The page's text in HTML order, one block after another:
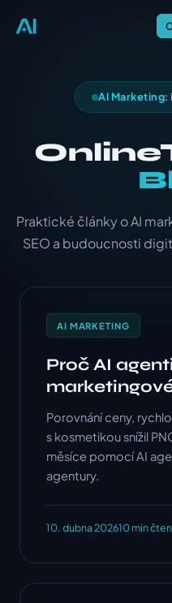
AI Marketing:
Praktické články o AI
SEO a budoucnosti
AI MARKETING
Proč AI
Porovnání ceny,
s kosmetikou snížil
měsíce pomocí AI
agentury.
10. dubna 202610 min